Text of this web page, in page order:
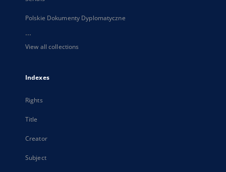
Polskie Dokumenty Dyplomatyczne
...
View all collections
Indexes
Rights
Title
Creator
Subject